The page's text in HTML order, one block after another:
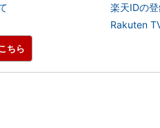
楽天IDの
Rakuten
ちら